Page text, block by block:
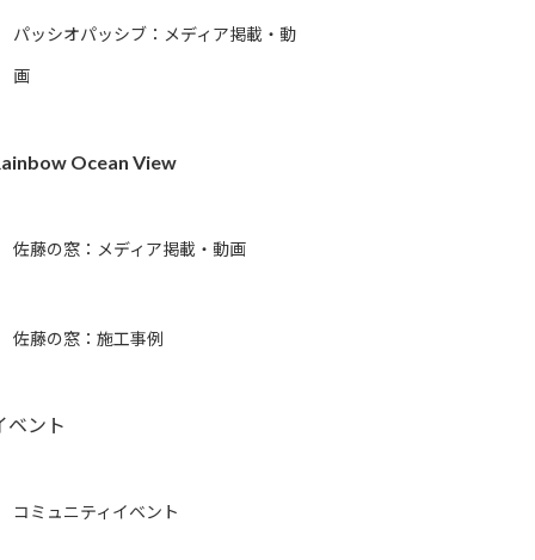
パッシオパッシブ：メディア掲載・動
画
Ocean View
佐藤の窓：メディア掲載・動画
佐藤の窓：施工事例
ベント
コミュニティイベント